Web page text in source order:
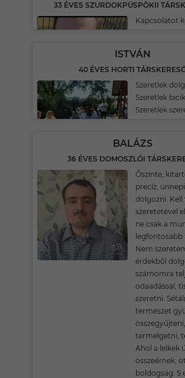
33 ÉVES SZURDOKPÜSPÖKII
Kapcsolatot
ISTVÁN
40 ÉVES HORTI
Szeretlek
Szeretlek
Szeretlek
BALÁZS
36 ÉVES DOMOSZLÓI
Őszinte,
precíz,
dolgozni. Kell
szeretetével
ne csak a
legfontosabb
Nem
érdekből
számomra
odaadással,
szeretni.
természet
összegyűjteni,
termelgetni,
Ahol a lelkek
összeérnek,
boldogság. S